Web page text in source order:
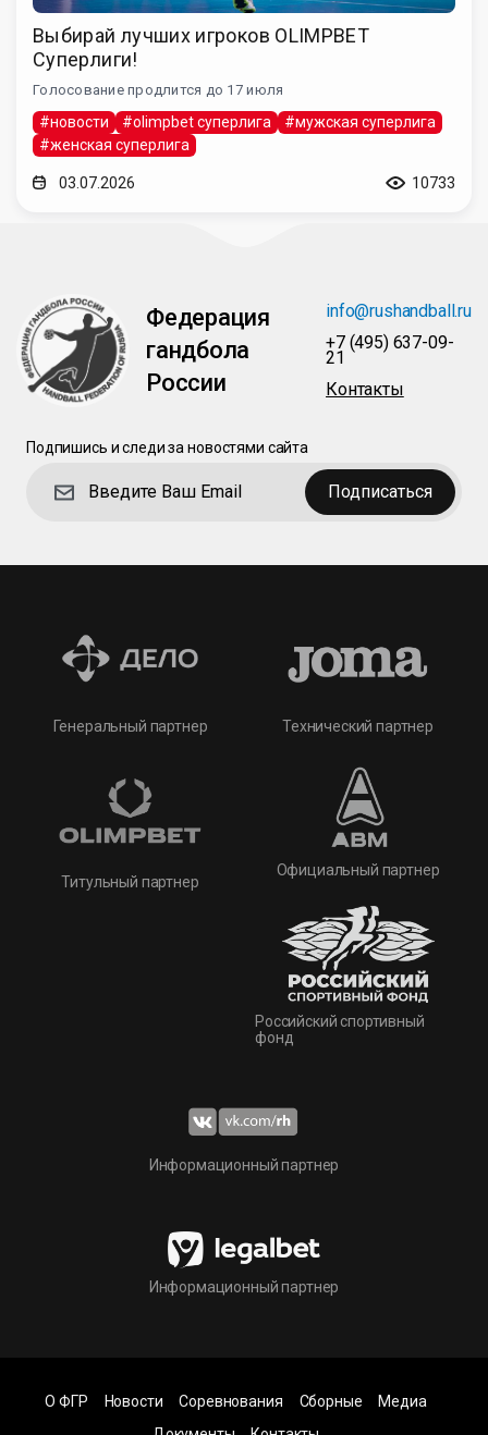
Выбирай лучших игроков OLIMPBET
Суперлиги!
Голосование продлится до 17 июля
#новости #olimpbet суперлига
#мужская суперлига
#женская суперлига
03.07.2026 10733
Федерация
гандбола
России
info@rushandball.ru
+7 (495) 637-09-
21
Контакты
Подпишись и следи за новостями сайта
Подписаться
Генеральный партнер
Титульный партнер
Технический партнер
Официальный партнер
Российский спортивный
фонд
Информационный партнер
Информационный партнер
О ФГР Новости Соревнования Сборные
Медиа